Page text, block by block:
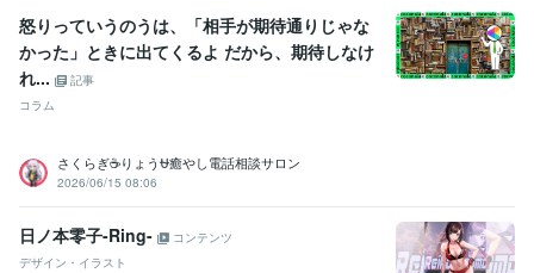
怒りっていうのうは、「相手が期待通りじゃな
かった」ときに出てくるよ だから、期待しなけ
れ...
記事
コラム
さくらぎ☕りょう⛎癒やし電話相談サロン
2026/06/15 08:06
日ノ本零子-Ring-
コンテンツ
デザイン・イラスト